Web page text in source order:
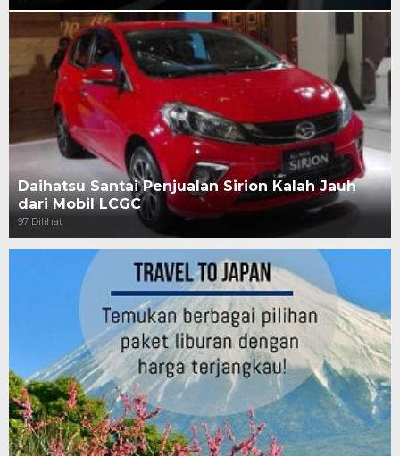
Daihatsu Santai Penjualan Sirion Kalah Jauh
dari Mobil LCGC
97 Dilihat